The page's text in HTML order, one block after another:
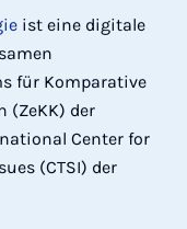
ist eine digitale
für Komparative
(ZeKK) der
Center for
(CTSI) der